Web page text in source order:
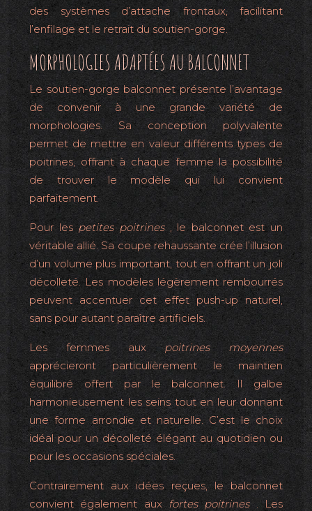
des systèmes d’attache frontaux, facilitant
l’enfilage et le retrait du soutien-gorge.
MORPHOLOGIES ADAPTÉES AU BALCONNET
Le soutien-gorge balconnet présente l’avantage
de convenir à une grande variété de
morphologies. Sa conception polyvalente
permet de mettre en valeur différents types de
poitrines, offrant à chaque femme la possibilité
de trouver le modèle qui lui convient
parfaitement.
Pour les petites poitrines , le balconnet est un
véritable allié. Sa coupe rehaussante crée l’illusion
d’un volume plus important, tout en offrant un joli
décolleté. Les modèles légèrement rembourrés
peuvent accentuer cet effet push-up naturel,
sans pour autant paraître artificiels.
Les femmes auxpoitrines moyennes
apprécieront particulièrement le maintien
équilibré offert par le balconnet. Il galbe
harmonieusement les seins tout en leur donnant
une forme arrondie et naturelle. C’est le choix
idéal pour un décolleté élégant au quotidien ou
pour les occasions spéciales.
Contrairement aux idées reçues, le balconnet
convient également aux fortes poitrines . Les